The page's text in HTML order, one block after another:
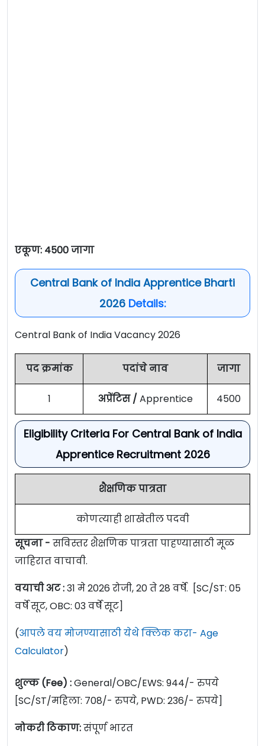
एकूण: 4500 जागा
Central Bank of India Apprentice Bharti
2026Details:
Central Bank of India Vacancy 2026
पद क्रमांक पदांचे नाव जागा
1 अप्रेंटिस / Apprentice 4500
Eligibility Criteria For Central Bank of India
Apprentice Recruitment 2026
शैक्षणिक पात्रता
कोणत्याही शाखेतील पदवी
सूचना - सविस्तर शैक्षणिक पात्रता पाहण्यासाठी मूळ
जाहिरात वाचावी.
वयाची अट :31 मे 2026 रोजी, 20 ते 28 वर्षे. [SC/ST: 05
वर्षे सूट, OBC: 03 वर्षे सूट]
(आपले वय मोजण्यासाठी येथे क्लिक करा- Age
Calculator)
शुल्क (Fee) :General/OBC/EWS: 944/- रुपये
[SC/ST/महिला: 708/- रुपये, PWD: 236/- रुपये]
नोकरी ठिकाण:संपूर्ण भारत